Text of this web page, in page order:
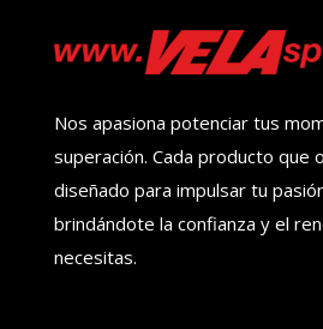
Nos apasiona potenciar tus
superación. Cada producto que
diseñado para impulsar tu
brindándote la confianza y el
necesitas.